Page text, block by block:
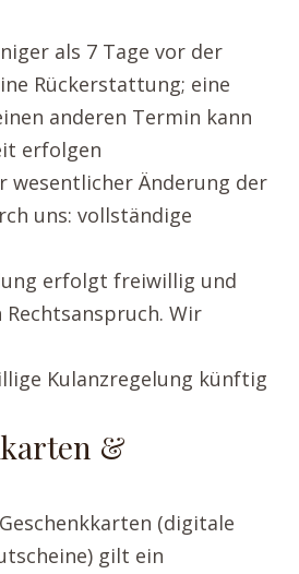
als 7 Tage vor der
Rückerstattung; eine
anderen Termin kann
erfolgen
wesentlicher Änderung der
uns: vollständige
erfolgt freiwillig und
Wir
Kulanzregelung künftig
&
(digitale
gilt ein